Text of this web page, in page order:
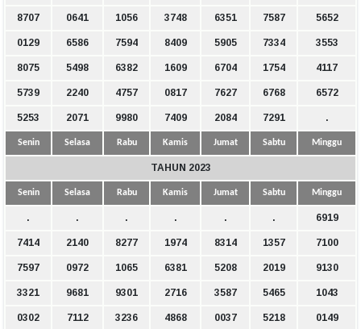
8707 0641 1056 3748 6351 7587 5652
0129 6586 7594 8409 5905 7334 3553
8075 5498 6382 1609 6704 1754 4117
5739 2240 4757 0817 7627 6768 6572
5253 2071 9980 7409 2084 7291 .
Senin Selasa Rabu Kamis Jumat Sabtu Minggu
TAHUN 2023
Senin Selasa Rabu Kamis Jumat Sabtu Minggu
. . . . . . 6919
7414 2140 8277 1974 8314 1357 7100
7597 0972 1065 6381 5208 2019 9130
3321 9681 9301 2716 3587 5465 1043
0302 7112 3236 4868 0037 5218 0149